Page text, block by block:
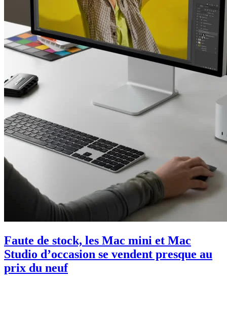
Faute de stock, les Mac mini et Mac
Studio d’occasion se vendent presque au
prix du neuf